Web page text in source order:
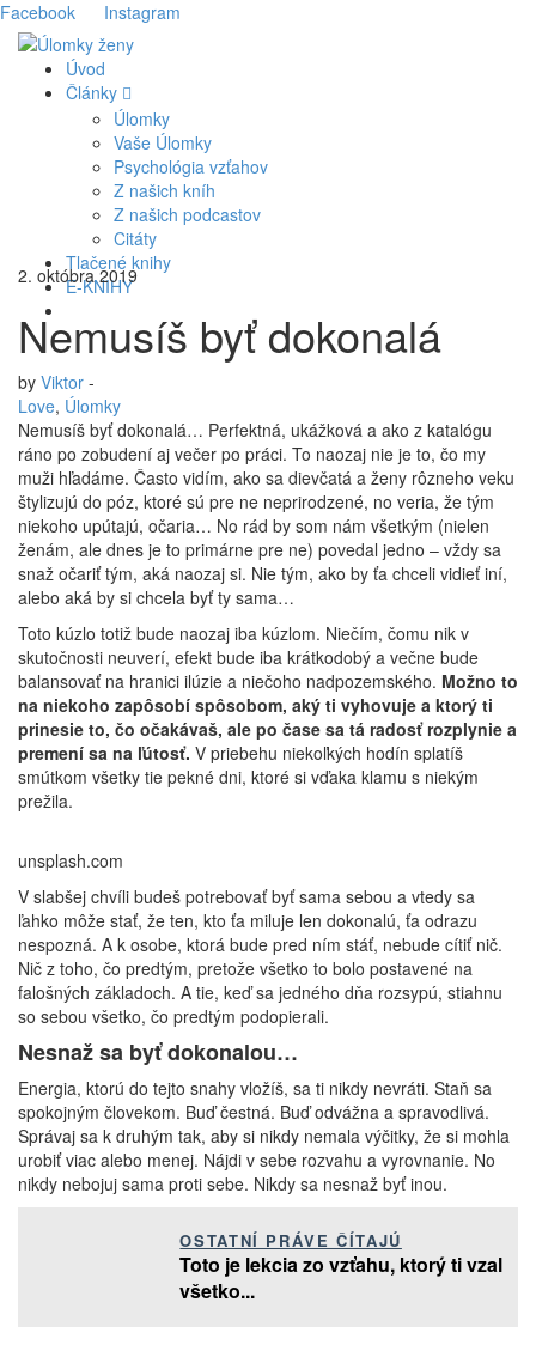
Facebook Instagram
Úvod
Články
Úlomky
Vaše Úlomky
Psychológia vzťahov
Z našich kníh
Z našich podcastov
Citáty
Tlačené knihy
E-KNIHY
2. októbra 2019
Nemusíš byť dokonalá
by Viktor -
Love, Úlomky
Nemusíš byť dokonalá… Perfektná, ukážková a ako z katalógu
ráno po zobudení aj večer po práci. To naozaj nie je to, čo my
muži hľadáme. Často vidím, ako sa dievčatá a ženy rôzneho veku
štylizujú do póz, ktoré sú pre ne neprirodzené, no veria, že tým
niekoho upútajú, očaria… No rád by som nám všetkým (nielen
ženám, ale dnes je to primárne pre ne) povedal jedno – vždy sa
snaž očariť tým, aká naozaj si. Nie tým, ako by ťa chceli vidieť iní,
alebo aká by si chcela byť ty sama…
Toto kúzlo totiž bude naozaj iba kúzlom. Niečím, čomu nik v
skutočnosti neuverí, efekt bude iba krátkodobý a večne bude
balansovať na hranici ilúzie a niečoho nadpozemského. Možno to
na niekoho zapôsobí spôsobom, aký ti vyhovuje a ktorý ti
prinesie to, čo očakávaš, ale po čase sa tá radosť rozplynie a
premení sa na ľútosť. V priebehu niekoľkých hodín splatíš
smútkom všetky tie pekné dni, ktoré si vďaka klamu s niekým
prežila.
unsplash.com
V slabšej chvíli budeš potrebovať byť sama sebou a vtedy sa
ľahko môže stať, že ten, kto ťa miluje len dokonalú, ťa odrazu
nespozná. A k osobe, ktorá bude pred ním stáť, nebude cítiť nič.
Nič z toho, čo predtým, pretože všetko to bolo postavené na
falošných základoch. A tie, keď sa jedného dňa rozsypú, stiahnu
so sebou všetko, čo predtým podopierali.
Nesnaž sa byť dokonalou…
Energia, ktorú do tejto snahy vložíš, sa ti nikdy nevráti. Staň sa
spokojným človekom. Buď čestná. Buď odvážna a spravodlivá.
Správaj sa k druhým tak, aby si nikdy nemala výčitky, že si mohla
urobiť viac alebo menej. Nájdi v sebe rozvahu a vyrovnanie. No
nikdy nebojuj sama proti sebe. Nikdy sa nesnaž byť inou.
OSTATNÍ PRÁVE ČÍTAJÚ
Toto je lekcia zo vzťahu, ktorý ti vzal
všetko...